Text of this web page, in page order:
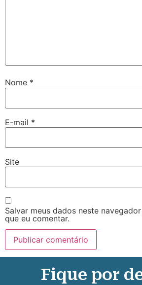
Nome *
E-mail *
Site
Salvar meus dados neste
que eu comentar.
Fique por